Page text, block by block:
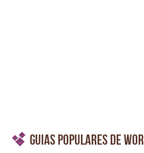
Guias Populares de